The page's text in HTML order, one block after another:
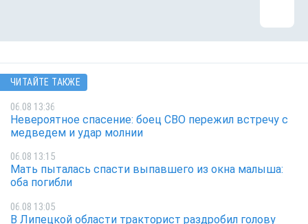
ЧИТАЙТЕ ТАКЖЕ
06.08 13:36
Невероятное спасение: боец СВО пережил встречу с
медведем и удар молнии
06.08 13:15
Мать пыталась спасти выпавшего из окна малыша:
оба погибли
06.08 13:05
В Липецкой области тракторист раздробил голову